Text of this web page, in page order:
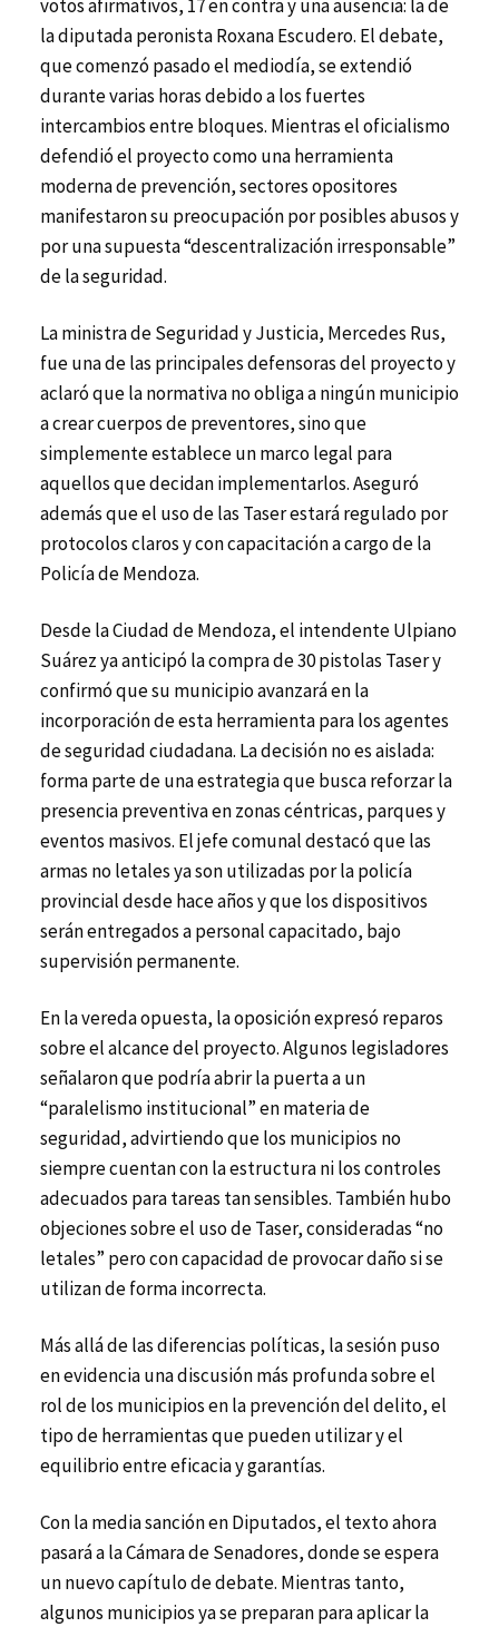
votos afirmativos, 17 en contra y una ausencia: la de
la diputada peronista Roxana Escudero. El debate,
que comenzó pasado el mediodía, se extendió
durante varias horas debido a los fuertes
intercambios entre bloques. Mientras el oficialismo
defendió el proyecto como una herramienta
moderna de prevención, sectores opositores
manifestaron su preocupación por posibles abusos y
por una supuesta “descentralización irresponsable”
de la seguridad.
La ministra de Seguridad y Justicia, Mercedes Rus,
fue una de las principales defensoras del proyecto y
aclaró que la normativa no obliga a ningún municipio
a crear cuerpos de preventores, sino que
simplemente establece un marco legal para
aquellos que decidan implementarlos. Aseguró
además que el uso de las Taser estará regulado por
protocolos claros y con capacitación a cargo de la
Policía de Mendoza.
Desde la Ciudad de Mendoza, el intendente Ulpiano
Suárez ya anticipó la compra de 30 pistolas Taser y
confirmó que su municipio avanzará en la
incorporación de esta herramienta para los agentes
de seguridad ciudadana. La decisión no es aislada:
forma parte de una estrategia que busca reforzar la
presencia preventiva en zonas céntricas, parques y
eventos masivos. El jefe comunal destacó que las
armas no letales ya son utilizadas por la policía
provincial desde hace años y que los dispositivos
serán entregados a personal capacitado, bajo
supervisión permanente.
En la vereda opuesta, la oposición expresó reparos
sobre el alcance del proyecto. Algunos legisladores
señalaron que podría abrir la puerta a un
“paralelismo institucional” en materia de
seguridad, advirtiendo que los municipios no
siempre cuentan con la estructura ni los controles
adecuados para tareas tan sensibles. También hubo
objeciones sobre el uso de Taser, consideradas “no
letales” pero con capacidad de provocar daño si se
utilizan de forma incorrecta.
Más allá de las diferencias políticas, la sesión puso
en evidencia una discusión más profunda sobre el
rol de los municipios en la prevención del delito, el
tipo de herramientas que pueden utilizar y el
equilibrio entre eficacia y garantías.
Con la media sanción en Diputados, el texto ahora
pasará a la Cámara de Senadores, donde se espera
un nuevo capítulo de debate. Mientras tanto,
algunos municipios ya se preparan para aplicar la